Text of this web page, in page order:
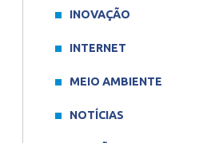
INOVAÇÃO
INTERNET
MEIO AMBIENTE
NOTÍCIAS